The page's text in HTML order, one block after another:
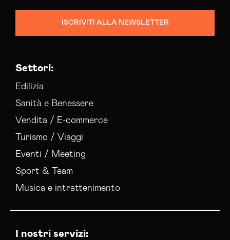
ISCRIVITI ALLA NEWSLETTER
Settori:
Edilizia
Sanità e Benessere
Vendita / E-commerce
Turismo / Viaggi
Eventi / Meeting
Sport & Team
Musica e intrattenimento
I nostri servizi: